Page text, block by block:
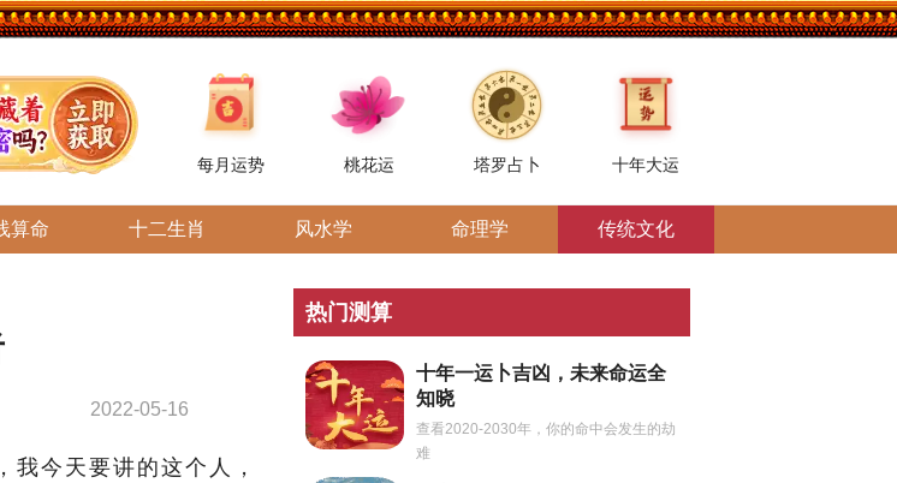
每月运势 桃花运 塔罗占卜 十年大运
算命 十二生肖 风水学 命理学 传统文化
2022-05-16
今天要讲的这个人，
热门测算
十年一运卜吉凶，未来命运全
知晓
查看2020-2030年，你的命中会发生的劫
难